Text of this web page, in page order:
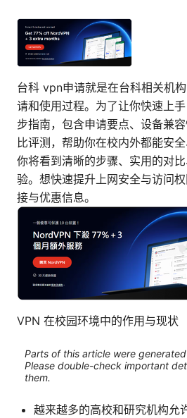
台科 vpn申请就是在台科相关机
请和使用过程。为了让你快速上
步指南，包含申请要点、设备兼
比评测，帮助你在校内外都能安
你将看到清晰的步骤、实用的对
验。想快速提升上网安全与访问
接与优惠信息。
VPN 在校园环境中的作用与现状
Parts of this article were
Please double-check important
them.
越来越多的高校和研究机构允